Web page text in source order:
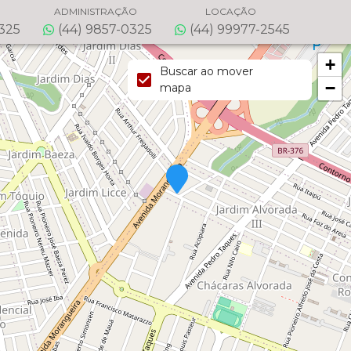
ADMINISTRAÇÃO
(44) 9857-0325
LOCAÇÃO
(44) 99977-2545
+
−
Buscar ao mover
mapa